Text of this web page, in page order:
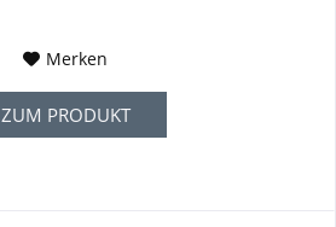
Merken
ZUM PRODUKT